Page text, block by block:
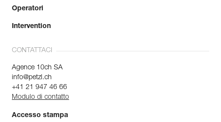
Operatori
Intervention
CONTATTACI
Agence 10ch SA
info@petzl.ch
+41 21 947 46 66
Modulo di contatto
Accesso stampa